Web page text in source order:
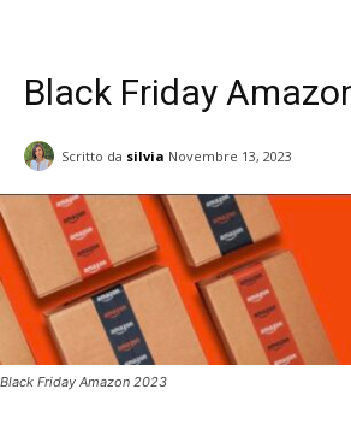
Black Friday
Scritto da silvia Novembre 13, 2023
Black Friday Amazon 2023